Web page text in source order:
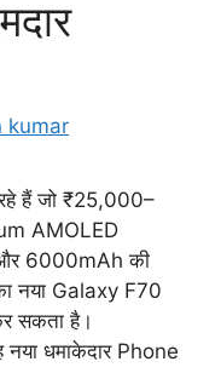
kumar
हैं जो ₹25,000–
AMOLED
6000mAh की
नया Galaxy F70
सकता है।
धमाकेदार Phone